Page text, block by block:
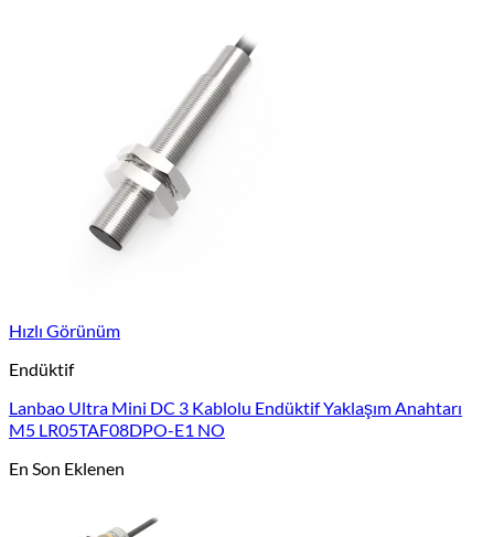
Hızlı Görünüm
Endüktif
Lanbao Ultra Mini DC 3 Kablolu Endüktif Yaklaşım Anahtarı
M5 LR05TAF08DPO-E1 NO
En Son Eklenen